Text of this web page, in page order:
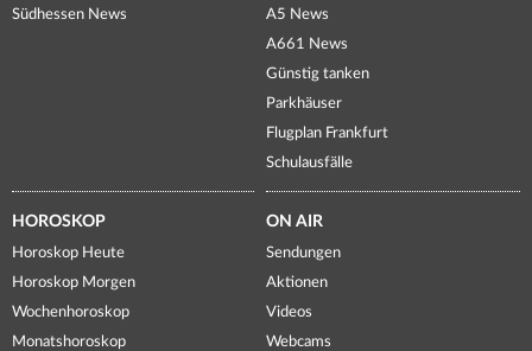
Südhessen News
A5 News
A661 News
Günstig tanken
Parkhäuser
Flugplan Frankfurt
Schulausfälle
HOROSKOP
Horoskop Heute
Horoskop Morgen
Wochenhoroskop
Monatshoroskop
ON AIR
Sendungen
Aktionen
Videos
Webcams